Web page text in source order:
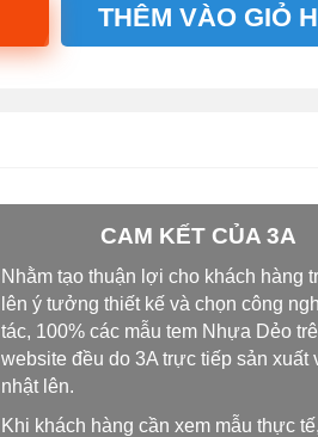
THÊM VÀO GIỎ
CAM KẾT CỦA 3A
Nhằm tạo thuận lợi cho khách hàng
lên ý tưởng thiết kế và chọn công
tác, 100% các mẫu tem Nhựa Dẻo
website đều do 3A trực tiếp sản xuất
nhật lên.
Khi khách hàng cần xem mẫu thực